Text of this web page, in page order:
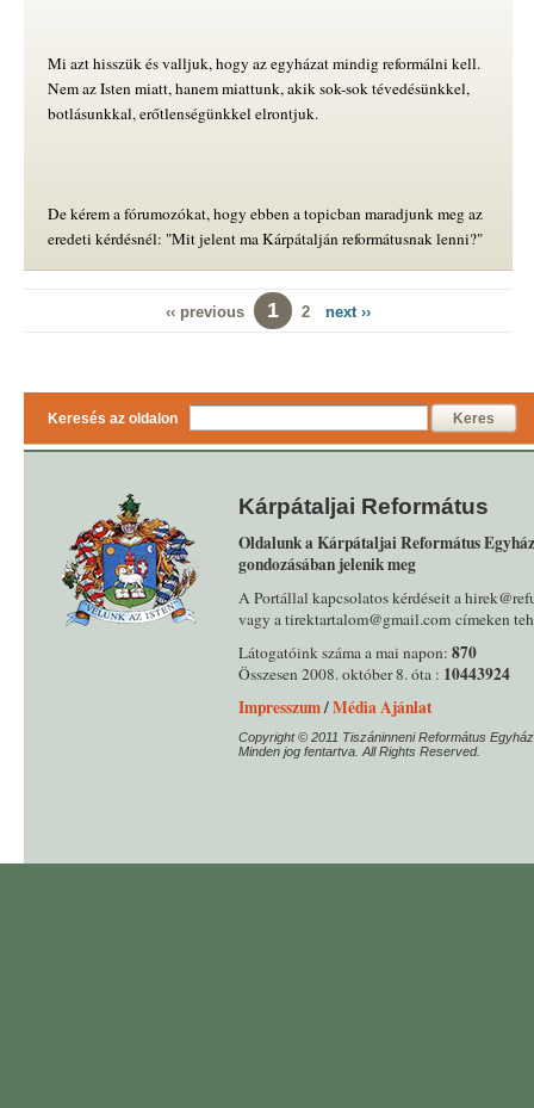
Mi azt hisszük és valljuk, hogy az egyházat mindig reformálni kell.
Nem az Isten miatt, hanem miattunk, akik sok-sok tévedésünkkel,
botlásunkkal, erőtlenségünkkel elrontjuk.
De kérem a fórumozókat, hogy ebben a topicban maradjunk meg az
eredeti kérdésnél: "Mit jelent ma Kárpátalján reformátusnak lenni?"
‹‹ previous 1 2 next ››
Keresés az oldalon Keres
Kárpátaljai Református
Oldalunk a Kárpátaljai Református
gondozásában jelenik meg
A Portállal kapcsolatos kérdéseit a
vagy a tirektartalom@gmail.com címeken
Látogatóink száma a mai napon: 870
Összesen 2008. október 8. óta : 10443924
Impresszum/Média Ajánlat
Copyright © 2011 Tiszáninneni Református
Minden jog fentartva. All Rights Reserved.